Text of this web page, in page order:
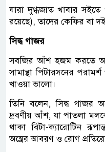
যারা দুগ্ধজাত খাবার সইতে
রয়েছে), তাদের কেফির বা
সিদ্ধ গাজর
সবজির আঁশ হজম করতে
সামান্থা পিটারসনের
খাওয়া ভালো।
তিনি বলেন, সিদ্ধ গাজর
দ্রবণীয় আঁশ, যা পাতলা
থাকা বিটা-ক্যারোটিন
অন্ত্রের আবরণ ও রোগ